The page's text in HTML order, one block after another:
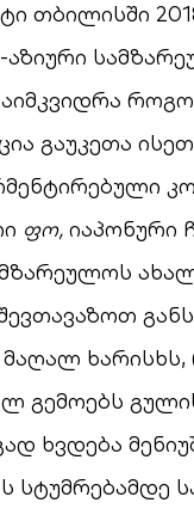
თბილისში
აზიური
გაუკეთა
ფო, იაპონური
შევთავაზოთ
გემოებს
ხვდება
სტუმრებამდე